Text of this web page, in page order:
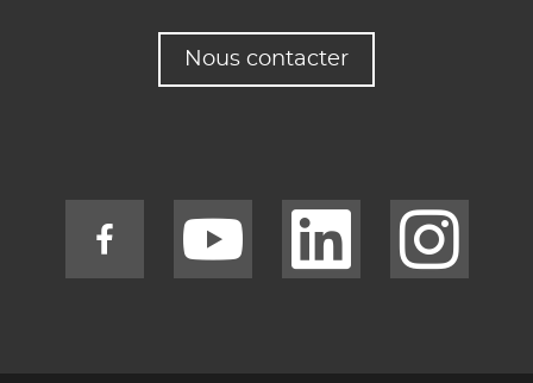
Nous contacter